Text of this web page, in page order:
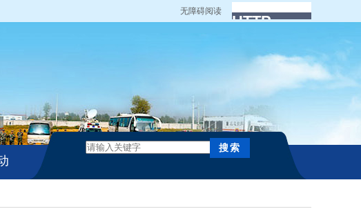
无障碍阅读